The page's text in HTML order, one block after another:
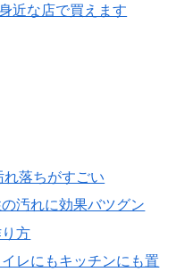
近な店で買えます
落ちがすごい
汚れに効果バツグン
方
レにもキッチンにも置